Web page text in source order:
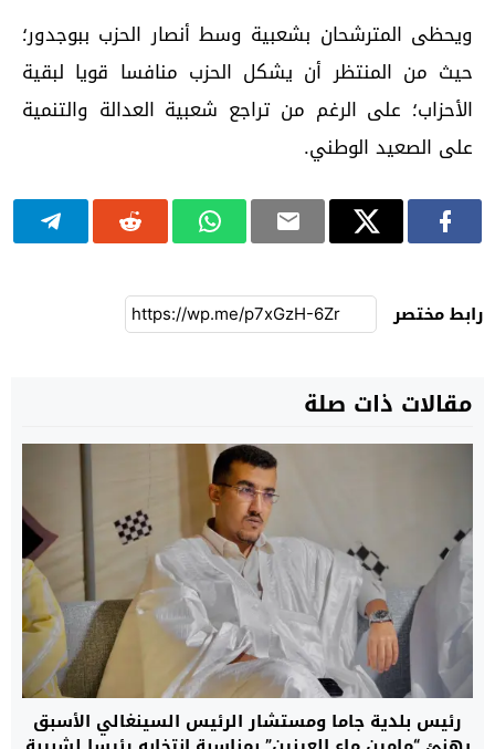
ويحظى المترشحان بشعبية وسط أنصار الحزب ببوجدور؛
حيث من المنتظر أن يشكل الحزب منافسا قويا لبقية
الأحزاب؛ على الرغم من تراجع شعبية العدالة والتنمية
على الصعيد الوطني.
رابط مختصر
مقالات ذات صلة
رئيس بلدية جاما ومستشار الرئيس السينغالي الأسبق